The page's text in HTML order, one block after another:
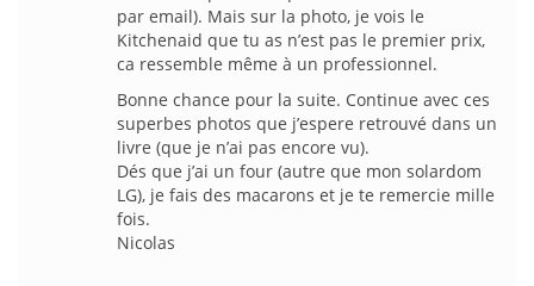
par email). Mais sur la photo, je vois le
Kitchenaid que tu as n’est pas le premier prix,
ca ressemble même à un professionnel.
Bonne chance pour la suite. Continue avec ces
superbes photos que j’espere retrouvé dans un
livre (que je n’ai pas encore vu).
Dés que j’ai un four (autre que mon solardom
LG), je fais des macarons et je te remercie mille
fois.
Nicolas